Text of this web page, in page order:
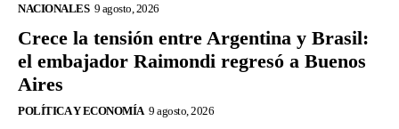
NACIONALES 9 agosto, 2026
Crece la tensión entre Argentina y Brasil:
el embajador Raimondi regresó a Buenos
Aires
POLÍTICA Y ECONOMÍA 9 agosto, 2026